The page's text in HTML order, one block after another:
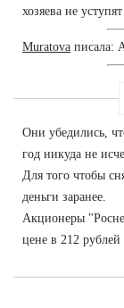
хозяева не
Muratova писала:
Они убедились,
год никуда не
Для того чтобы
деньги заранее.
Акционеры
цене в 212 рублей